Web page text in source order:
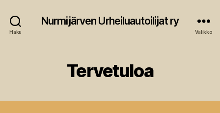
Haku
Nurmijärven Urheiluautoilijat ry
Valikko
Tervetuloa